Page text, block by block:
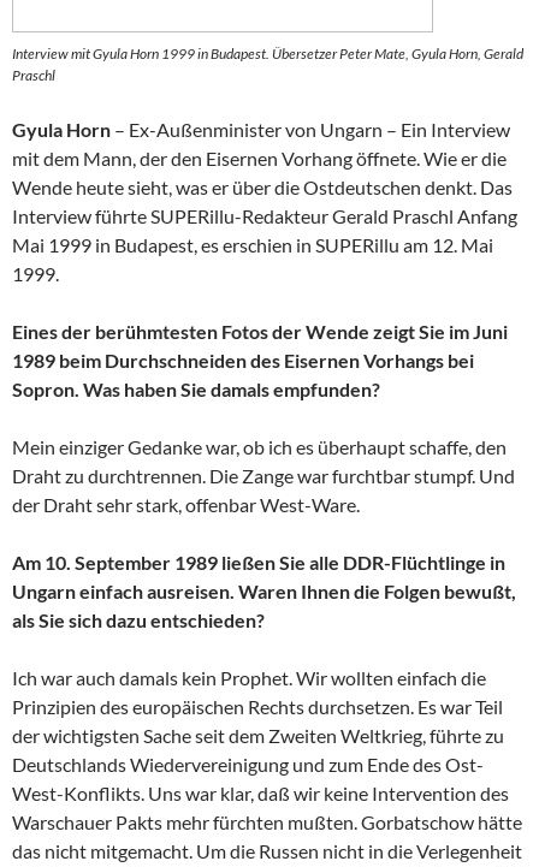
Interview mit Gyula Horn 1999 in Budapest. Übersetzer Peter Mate, Gyula Horn, Gerald
Praschl
Gyula Horn – Ex-Außenminister von Ungarn – Ein Interview
mit dem Mann, der den Eisernen Vorhang öffnete. Wie er die
Wende heute sieht, was er über die Ostdeutschen denkt. Das
Interview führte SUPERillu-Redakteur Gerald Praschl Anfang
Mai 1999 in Budapest, es erschien in SUPERillu am 12. Mai
1999.
Eines der berühmtesten Fotos der Wende zeigt Sie im Juni
1989 beim Durchschneiden des Eisernen Vorhangs bei
Sopron. Was haben Sie damals empfunden?
Mein einziger Gedanke war, ob ich es überhaupt schaffe, den
Draht zu durchtrennen. Die Zange war furchtbar stumpf. Und
der Draht sehr stark, offenbar West-Ware.
Am 10. September 1989 ließen Sie alle DDR-Flüchtlinge in
Ungarn einfach ausreisen. Waren Ihnen die Folgen bewußt,
als Sie sich dazu entschieden?
Ich war auch damals kein Prophet. Wir wollten einfach die
Prinzipien des europäischen Rechts durchsetzen. Es war Teil
der wichtigsten Sache seit dem Zweiten Weltkrieg, führte zu
Deutschlands Wiedervereinigung und zum Ende des Ost-
West-Konflikts. Uns war klar, daß wir keine Intervention des
Warschauer Pakts mehr fürchten mußten. Gorbatschow hätte
das nicht mitgemacht. Um die Russen nicht in die Verlegenheit